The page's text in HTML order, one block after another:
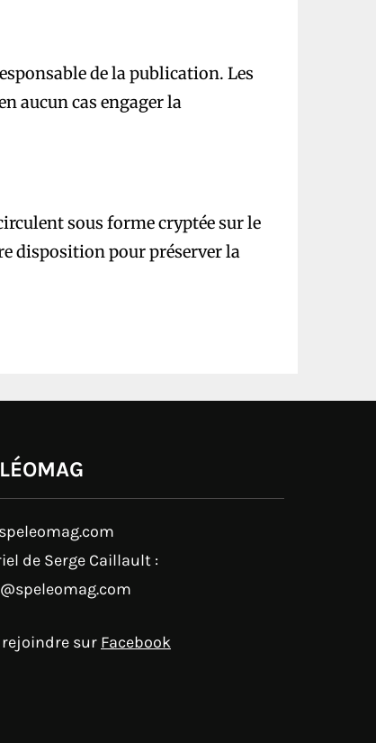
de la publication. Les
aucun cas engager la
sous forme cryptée sur le
disposition pour préserver la
de Serge Caillault :
rejoindre sur Facebook